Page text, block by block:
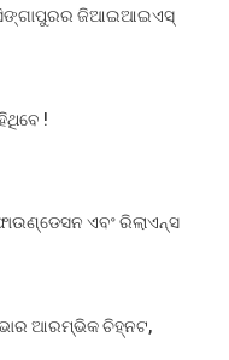
ସିଙ୍ଗାପୁରର ଜିଆଇଆଇଏସ୍
!
ଏବଂ ରିଲାଏନ୍ସ
ଭାର ଆରମ୍ଭିକ ଚିହ୍ନଟ,